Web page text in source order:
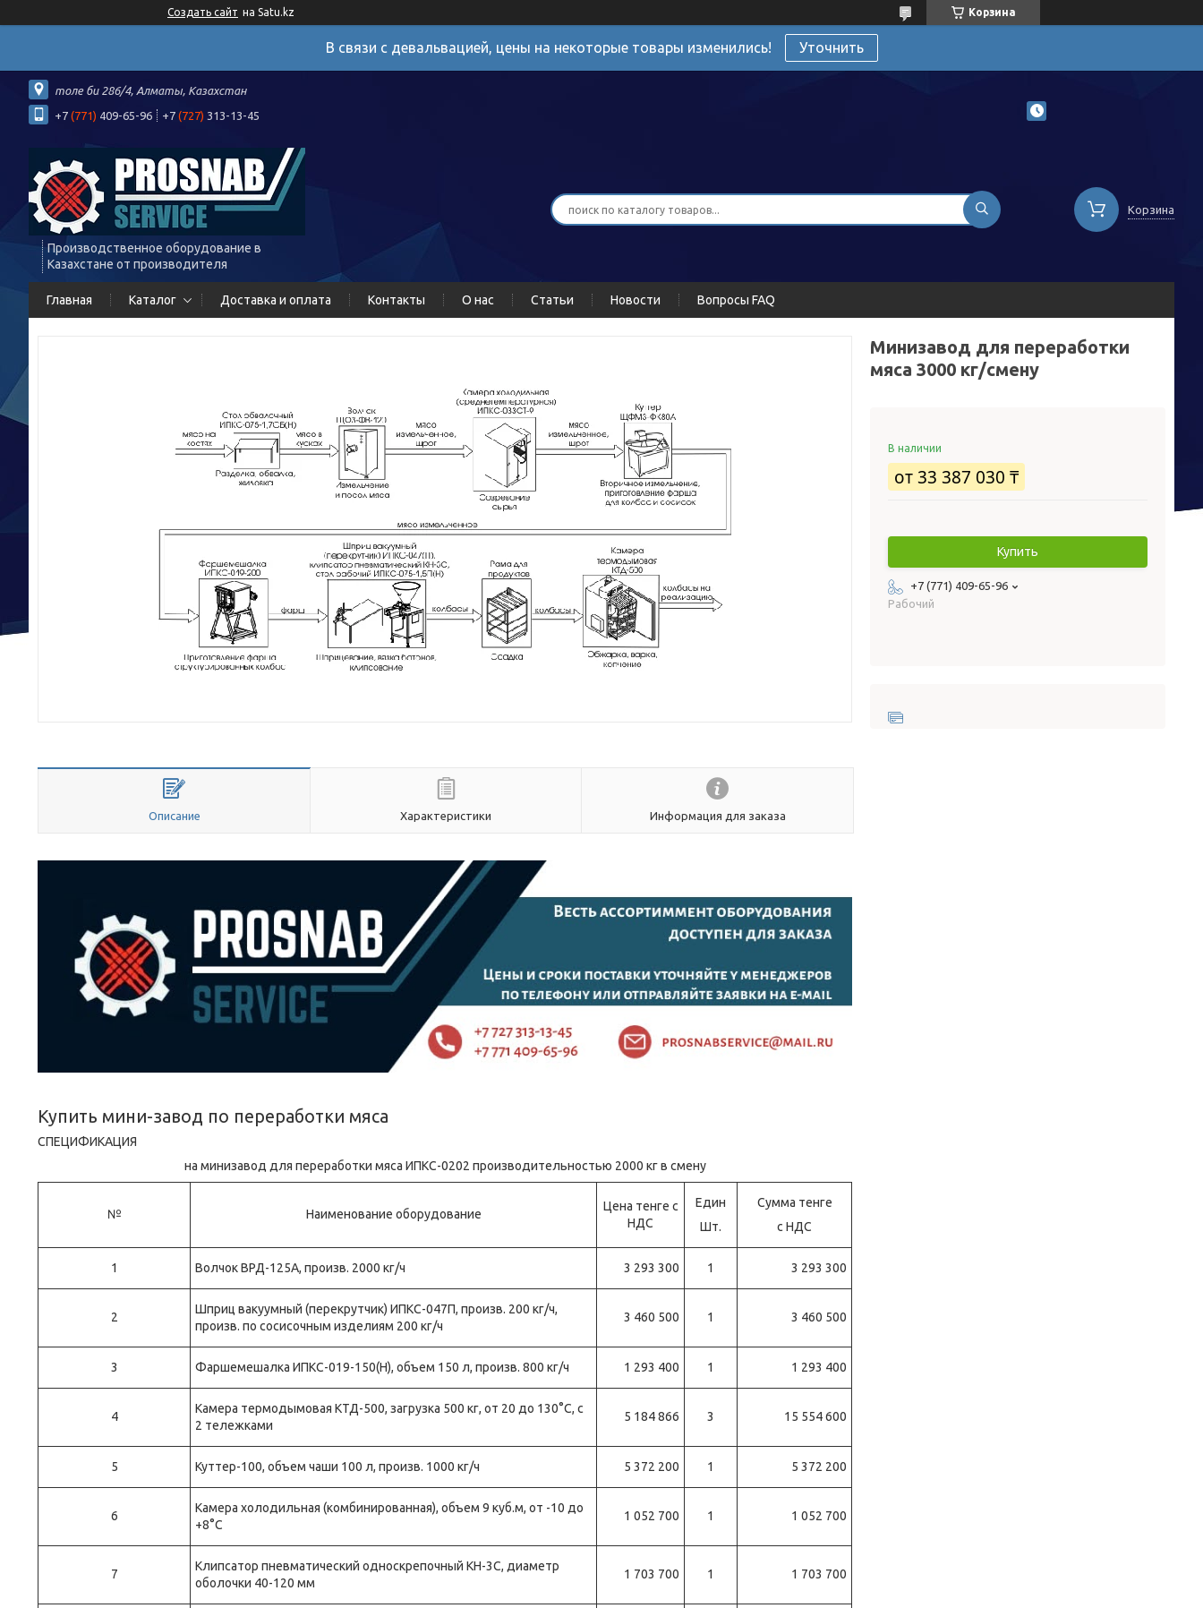
Создать сайт на Satu.kz Корзина
В связи с девальвацией, цены на некоторые товары изменились! Уточнить
толе би 286/4, Алматы, Казахстан
+7 (771) 409-65-96 +7 (727) 313-13-45
Производственное оборудование в
Казахстане от производителя
Корзина
Главная Каталог Доставка и оплата Контакты О нас Статьи Новости Вопросы FAQ
Описание Характеристики Информация для заказа
Купить мини-завод по переработки мяса
СПЕЦИФИКАЦИЯ
на минизавод для переработки мяса ИПКС-0202 производительностью 2000 кг в смену
№ Наименование оборудование
Цена тенге с
НДС
Един
Шт.
Сумма тенге
с НДС
1 Волчок ВРД-125А, произв. 2000 кг/ч 3 293 300 1 3 293 300
2
Шприц вакуумный (перекрутчик) ИПКС-047П, произв. 200 кг/ч,
произв. по сосисочным изделиям 200 кг/ч
3 460 500 1 3 460 500
3 Фаршемешалка ИПКС-019-150(Н), объем 150 л, произв. 800 кг/ч 1 293 400 1 1 293 400
4
Камера термодымовая КТД-500, загрузка 500 кг, от 20 до 130°С, с
2 тележками
5 184 866 3 15 554 600
5 Куттер-100, объем чаши 100 л, произв. 1000 кг/ч 5 372 200 1 5 372 200
6
Камера холодильная (комбинированная), объем 9 куб.м, от -10 до
+8°С
1 052 700 1 1 052 700
7
Клипсатор пневматический односкрепочный КН-3С, диаметр
оболочки 40-120 мм
1 703 700 1 1 703 700
Минизавод для переработки
мяса 3000 кг/смену
В наличии
от33 387 030 ₸
Купить
+7 (771) 409-65-96
Рабочий